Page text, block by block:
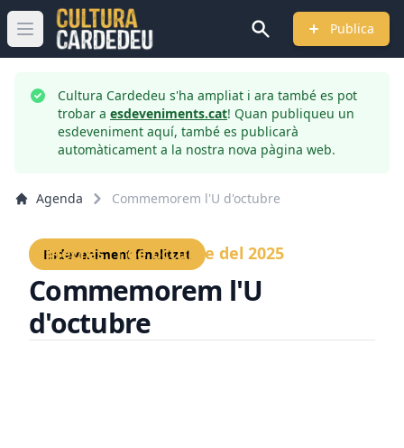
Obrir menú principal Publica
Cultura Cardedeu s'ha ampliat i ara també es pot
trobar a esdeveniments.cat! Quan publiqueu un
esdeveniment aquí, també es publicarà
automàticament a la nostra nova pàgina web.
Agenda Commemorem l'U d'octubre
Esdeveniment finalitzat
Dimecres, 1 de octubre del 2025
Commemorem l'U
d'octubre